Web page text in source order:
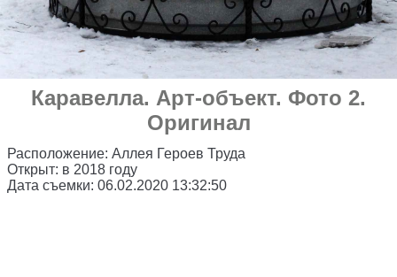
Каравелла. Арт-объект. Фото 2.
Оригинал
Расположение: Аллея Героев Труда
Открыт: в 2018 году
Дата съемки: 06.02.2020 13:32:50